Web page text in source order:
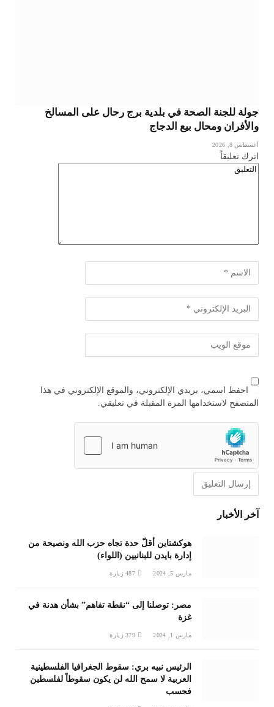
جولة للجنة الصحة في بلدية برج رحال على المسالخ
والأفران ومحال بيع الدجاج
أغسطس 8, 2026
اترك تعليقاً
احفظ اسمي، بريدي الإلكتروني، والموقع الإلكتروني في هذا
المتصفح لاستخدامها المرة المقبلة في تعليقي.
آخر الأخبار
هوكشتاين أقلّ حدة تجاه حزب الله ونصيحة من
إدارة بايدن للبنانيين (اللواء)
مارس 5, 2024 487 زيارة
مصر: توصلنا إلى “نقطة تفاهم” بشأن هدنة في
غزة
مارس 1, 2024 379 زيارة
الرئيس نبيه بري: سقوط الجغرافيا الفلسطينية
العربية لا سمح الله لن يكون سقوطاً لفلسطين
فحسب